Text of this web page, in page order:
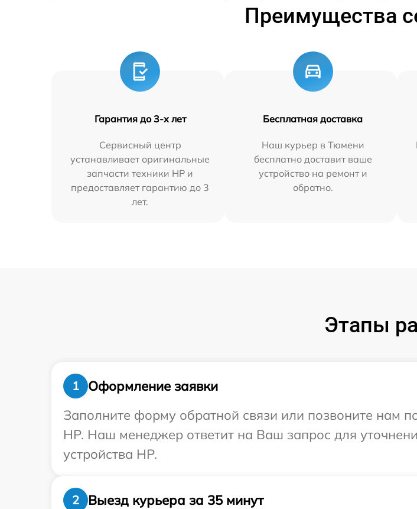
Преимущества
Гарантия до 3-х лет
Сервисный центр
устанавливает оригинальные
запчасти техники HP и
предоставляет гарантию до 3
лет.
Бесплатная доставка
Наш курьер в Тюмени
бесплатно доставит ваше
устройство на ремонт и
обратно.
Этапы
1
Оформление заявки
Заполните форму обратной связи или позвоните нам
HP. Наш менеджер ответит на Ваш запрос для
устройства HP.
2
Выезд курьера за 35 минут